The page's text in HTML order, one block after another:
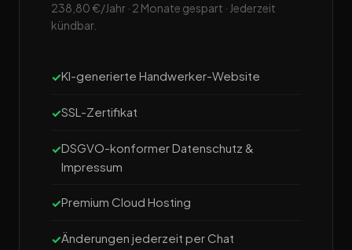
238,80 €/Jahr · 2 Monate gespart · Jederzeit
kündbar.
KI-generierte Handwerker-Website
SSL-Zertifikat
DSGVO-konformer Datenschutz &
Impressum
Premium Cloud Hosting
Änderungen jederzeit per Chat